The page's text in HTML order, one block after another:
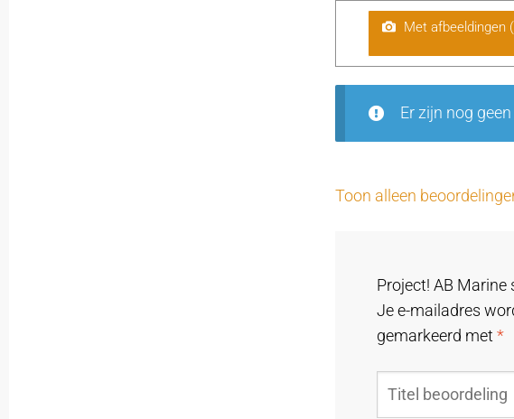
Met afbeeldingen (
Er zijn nog
Toon alleen
Project! AB Marine
Je e-mailadres
gemarkeerd met *